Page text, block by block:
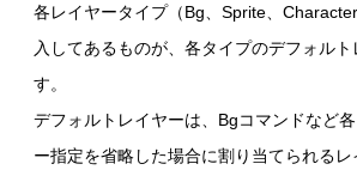
各レイヤータイプ（Bg、Sprite、
入してあるものが、各タイプのデフォルト
す。
デフォルトレイヤーは、Bgコマンドなど
ー指定を省略した場合に割り当てられるレ